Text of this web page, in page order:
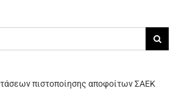
πιστοποίησης αποφοίτων ΣΑΕΚ